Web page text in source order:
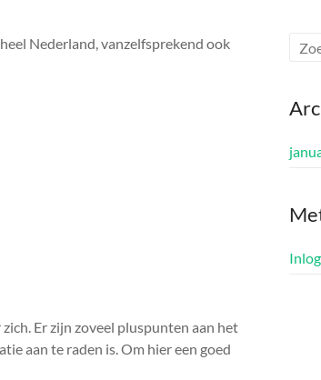
Nederland, vanzelfsprekend ook
Er zijn zoveel pluspunten aan het
aan te raden is. Om hier een goed